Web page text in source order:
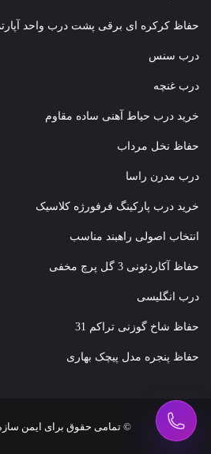
حفاظ کرکره ای برقی پشت درب واحد
درب سنس
درب غنچه
خرید درب حیاط آهنی ساده مقاوم
حفاظ نخل مرداب
درب مدرن راسا
خرید درب پارکینگ فرفورژه کلاسیک
انتخاب اصولی راهبند مناسب
حفاظ آکاردئونی 3 گل پرچ مخفی
درب انگلیسی
حفاظ شاخ گوزنی تراکم 31
حفاظ پنجره مدل پیچک بهاری
© تمامی حقوق برای ایمن